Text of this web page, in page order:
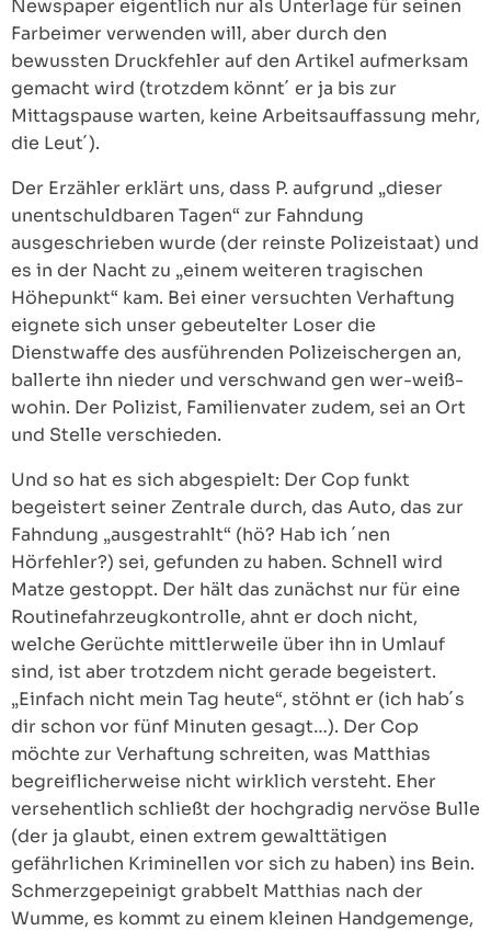
Newspaper eigentlich nur als Unterlage für seinen
Farbeimer verwenden will, aber durch den
bewussten Druckfehler auf den Artikel aufmerksam
gemacht wird (trotzdem könnt´ er ja bis zur
Mittagspause warten, keine Arbeitsauffassung mehr,
die Leut´).
Der Erzähler erklärt uns, dass P. aufgrund „dieser
unentschuldbaren Tagen“ zur Fahndung
ausgeschrieben wurde (der reinste Polizeistaat) und
es in der Nacht zu „einem weiteren tragischen
Höhepunkt“ kam. Bei einer versuchten Verhaftung
eignete sich unser gebeutelter Loser die
Dienstwaffe des ausführenden Polizeischergen an,
ballerte ihn nieder und verschwand gen wer-weiß-
wohin. Der Polizist, Familienvater zudem, sei an Ort
und Stelle verschieden.
Und so hat es sich abgespielt: Der Cop funkt
begeistert seiner Zentrale durch, das Auto, das zur
Fahndung „ausgestrahlt“ (hö? Hab ich ´nen
Hörfehler?) sei, gefunden zu haben. Schnell wird
Matze gestoppt. Der hält das zunächst nur für eine
Routinefahrzeugkontrolle, ahnt er doch nicht,
welche Gerüchte mittlerweile über ihn in Umlauf
sind, ist aber trotzdem nicht gerade begeistert.
„Einfach nicht mein Tag heute“, stöhnt er (ich hab´s
dir schon vor fünf Minuten gesagt…). Der Cop
möchte zur Verhaftung schreiten, was Matthias
begreiflicherweise nicht wirklich versteht. Eher
versehentlich schließt der hochgradig nervöse Bulle
(der ja glaubt, einen extrem gewalttätigen
gefährlichen Kriminellen vor sich zu haben) ins Bein.
Schmerzgepeinigt grabbelt Matthias nach der
Wumme, es kommt zu einem kleinen Handgemenge,